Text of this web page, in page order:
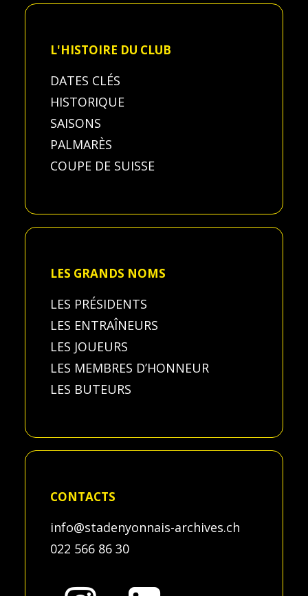
L'HISTOIRE DU CLUB
DATES CLÉS
HISTORIQUE
SAISONS
PALMARÈS
COUPE DE SUISSE
LES GRANDS NOMS
LES PRÉSIDENTS
LES ENTRAÎNEURS
LES JOUEURS
LES MEMBRES D’HONNEUR
LES BUTEURS
CONTACTS
info@stadenyonnais-archives.ch
022 566 86 30